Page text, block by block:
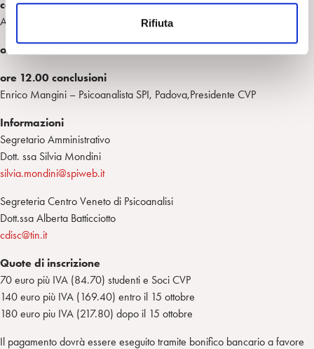
n
s
Rifiuta
considerazioni e proposte di discussione
Alberto Luchetti- Psicoanalista SPI, Roma
ore 11.20 discussione
ore 12.00 conclusioni
Enrico Mangini – Psicoanalista SPI, Padova,Presidente CVP
Informazioni
Segretario Amministrativo
Dott. ssa Silvia Mondini
silvia.mondini@spiweb.it
Segreteria Centro Veneto di Psicoanalisi
Dott.ssa Alberta Batticciotto
cdisc@tin.it
Quote di inscrizione
70 euro più IVA (84.70) studenti e Soci CVP
140 euro più IVA (169.40) entro il 15 ottobre
180 euro piu IVA (217.80) dopo il 15 ottobre
Il pagamento dovrà essere eseguito tramite bonifico bancario a favore